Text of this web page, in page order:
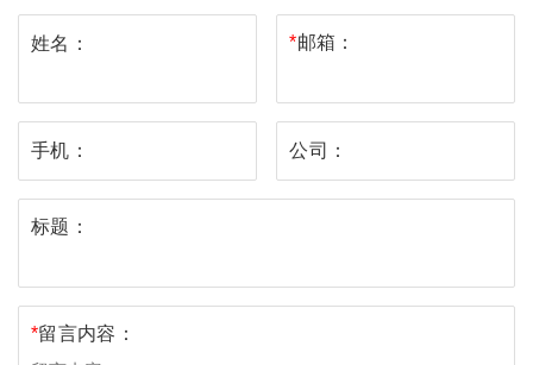
姓名： *邮箱：
手机： 公司：
标题：
*留言内容：